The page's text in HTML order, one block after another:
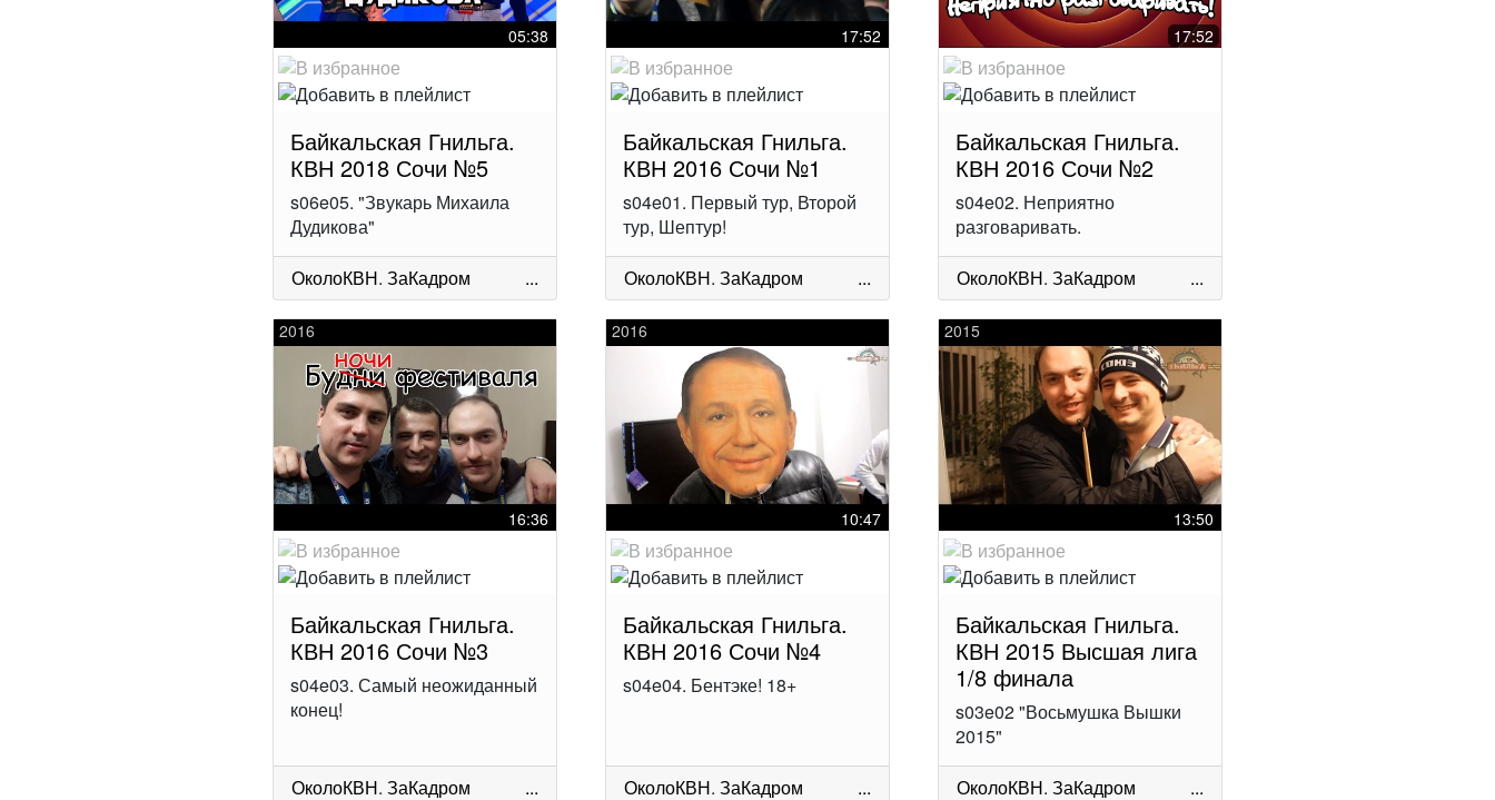
05:38
Байкальская Гнильга.
КВН 2018 Сочи №5
s06e05. "Звукарь Михаила
Дудикова"
ОколоКВН.ЗаКадром ...
17:52
Байкальская Гнильга.
КВН 2016 Сочи №1
s04e01. Первый тур, Второй
тур, Шептур!
ОколоКВН. ЗаКадром ...
17:52
Байкальская Гнильга.
КВН 2016 Сочи №2
s04e02. Неприятно
разговаривать.
ОколоКВН. ЗаКадром ...
2016
16:36
Байкальская Гнильга.
КВН 2016 Сочи №3
s04e03. Самый неожиданный
конец!
ОколоКВН.ЗаКадром ...
2016
10:47
Байкальская Гнильга.
КВН 2016 Сочи №4
s04e04. Бентэке! 18+
ОколоКВН. ЗаКадром ...
2015
13:50
Байкальская Гнильга.
КВН 2015 Высшая лига
1/8 финала
s03e02 "Восьмушка Вышки
2015"
ОколоКВН. ЗаКадром ...